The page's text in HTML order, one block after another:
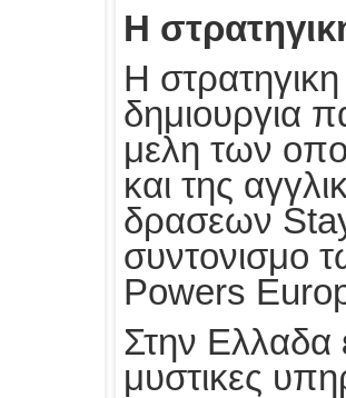
Η
Η
δημιουργια
μελη των
και της
δρασεων
συντονισμο
Powers
Στην Ελλαδα
μυστικες